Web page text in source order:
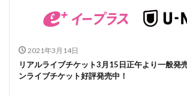
2021年3月14日
リアルライブチケット3月15日正午より一般発
ンライブチケット好評発売中！